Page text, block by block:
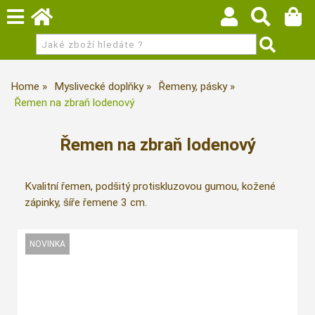
Home Myslivecké doplňky
Řemeny, pásky
Řemen na zbraň lodenový
Řemen na zbraň lodenový
Kvalitní řemen, podšitý protiskluzovou gumou, kožené
zápinky, šíře řemene 3 cm.